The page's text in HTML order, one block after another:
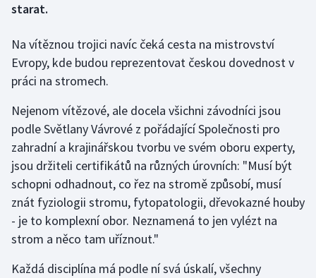
Gymnastika
Házená
Jezdectví
Judo
Krasobruslení
Lezení
Lyže a snowboard
starat.
Na vítěznou trojici navíc čeká cesta na mistrovství
Evropy, kde budou reprezentovat českou dovednost v
práci na stromech.
Nejenom vítězové, ale docela všichni závodníci jsou
podle Světlany Vávrové z pořádající Společnosti pro
zahradní a krajinářskou tvorbu ve svém oboru experty,
jsou držiteli certifikátů na různých úrovních: "Musí být
schopni odhadnout, co řez na stromě způsobí, musí
znát fyziologii stromu, fytopatologii, dřevokazné houby
- je to komplexní obor. Neznamená to jen vylézt na
strom a něco tam uříznout."
Každá disciplína má podle ní svá úskalí, všechny